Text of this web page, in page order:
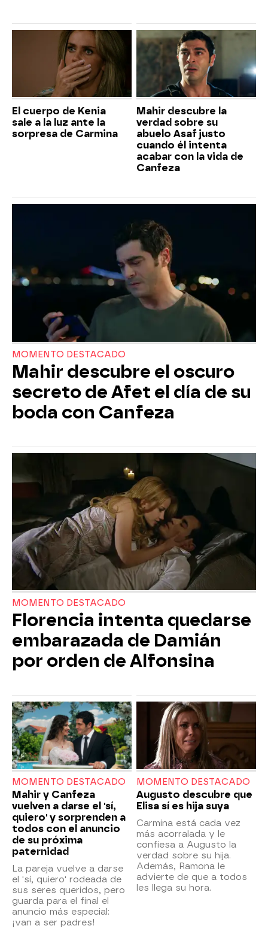
El cuerpo de Kenia
sale a la luz ante la
sorpresa de Carmina
Mahir descubre la
verdad sobre su
abuelo Asaf justo
cuando él intenta
acabar con la vida de
Canfeza
MOMENTO DESTACADO
Mahir descubre el oscuro
secreto de Afet el día de su
boda con Canfeza
MOMENTO DESTACADO
Florencia intenta quedarse
embarazada de Damián
por orden de Alfonsina
MOMENTO DESTACADO
Mahir y Canfeza
vuelven a darse el 'sí,
quiero' y sorprenden a
todos con el anuncio
de su próxima
paternidad
La pareja vuelve a darse
el 'sí, quiero' rodeada de
sus seres queridos, pero
guarda para el final el
anuncio más especial:
¡van a ser padres!
MOMENTO DESTACADO
Augusto descubre que
Elisa sí es hija suya
Carmina está cada vez
más acorralada y le
confiesa a Augusto la
verdad sobre su hija.
Además, Ramona le
advierte de que a todos
les llega su hora.